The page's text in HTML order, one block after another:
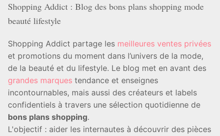
Shopping Addict : Blog des bons plans shopping mode
beauté lifestyle
Shopping Addict partage les meilleures ventes privées
et promotions du moment dans l’univers de la mode,
de la beauté et du lifestyle. Le blog met en avant des
grandes marques tendance et enseignes
incontournables, mais aussi des créateurs et labels
confidentiels à travers une sélection quotidienne de
bons plans shopping.
L'objectif : aider les internautes à découvrir des pièces